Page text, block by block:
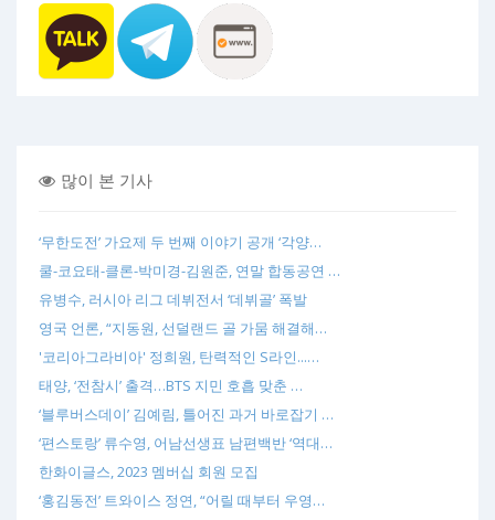
많이 본 기사
‘무한도전’ 가요제 두 번째 이야기 공개 ‘각양…
쿨-코요태-클론-박미경-김원준, 연말 합동공연 …
유병수, 러시아 리그 데뷔전서 ‘데뷔골’ 폭발
영국 언론, “지동원, 선덜랜드 골 가뭄 해결해…
'코리아그라비아' 정희원, 탄력적인 S라인...…
태양, ‘전참시’ 출격…BTS 지민 호흡 맞춘 …
‘블루버스데이’ 김예림, 틀어진 과거 바로잡기 …
‘편스토랑’ 류수영, 어남선생표 남편백반 ‘역대…
한화이글스, 2023 멤버십 회원 모집
‘홍김동전’ 트와이스 정연, “어릴 때부터 우영…